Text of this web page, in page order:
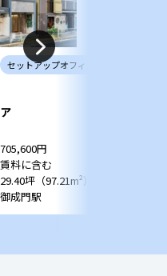
セットアップオフィス
705,600円
賃料に含む
29.40坪（97.21m²）
御成門駅